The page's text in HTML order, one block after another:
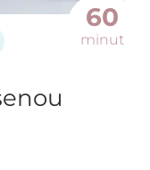
60
minut